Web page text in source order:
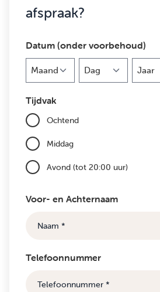
afspraak?
Datum (onder voorbehoud)
Tijdvak
Ochtend
Middag
Avond (tot 20:00 uur)
Voor- en Achternaam
Telefoonnummer